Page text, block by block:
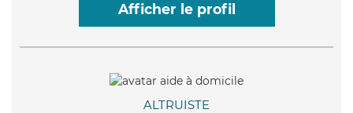
Afficher le profil
ALTRUISTE